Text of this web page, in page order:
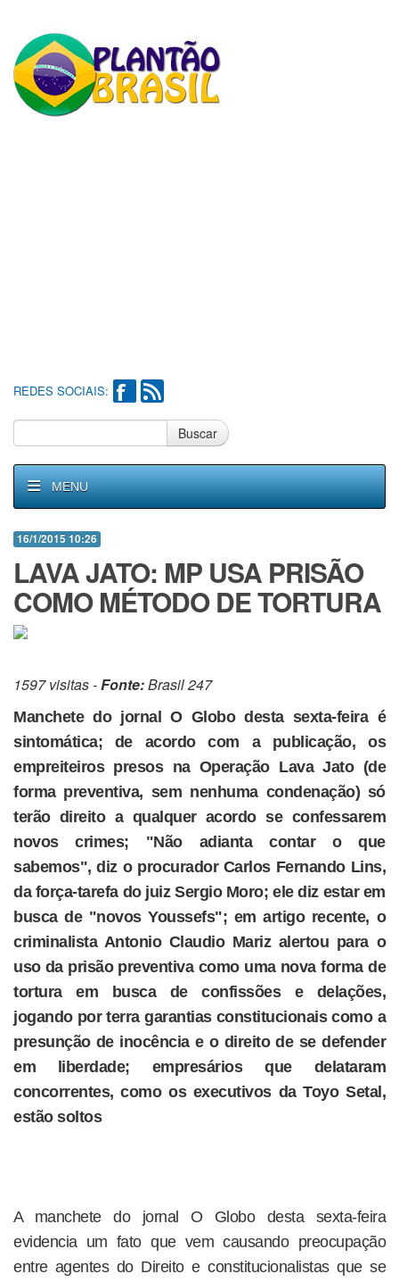
REDES SOCIAIS:
Buscar
MENU
16/1/2015 10:26
LAVA JATO: MP USA PRISÃO
COMO MÉTODO DE TORTURA
1597 visitas -Fonte:Brasil 247
Manchete do jornal O Globo desta sexta-feira é
sintomática; de acordo com a publicação, os
empreiteiros presos na Operação Lava Jato (de
forma preventiva, sem nenhuma condenação) só
terão direito a qualquer acordo se confessarem
novos crimes; "Não adianta contar o que
sabemos", diz o procurador Carlos Fernando Lins,
da força-tarefa do juiz Sergio Moro; ele diz estar em
busca de "novos Youssefs"; em artigo recente, o
criminalista Antonio Claudio Mariz alertou para o
uso da prisão preventiva como uma nova forma de
tortura em busca de confissões e delações,
jogando por terra garantias constitucionais como a
presunção de inocência e o direito de se defender
em liberdade; empresários que delataram
concorrentes, como os executivos da Toyo Setal,
estão soltos
A manchete do jornal O Globo desta sexta-feira
evidencia um fato que vem causando preocupação
entre agentes do Direito e constitucionalistas que se